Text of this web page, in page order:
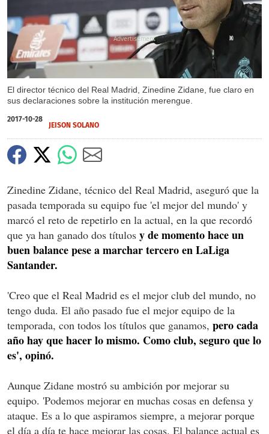
El director técnico del Real Madrid, Zinedine Zidane, fue claro en
sus declaraciones sobre la institución merengue.
X
2017-10-28
JEISON SOLANO
Zinedine Zidane, técnico del Real Madrid, aseguró que la
pasada temporada su equipo fue 'el mejor del mundo' y
marcó el reto de repetirlo en la actual, en la que recordó
que ya han ganado dos títulos y de momento hace un
buen balance pese a marchar tercero en LaLiga
Santander.
'Creo que el Real Madrid es el mejor club del mundo, no
tengo duda. El año pasado fue el mejor equipo de la
temporada, con todos los títulos que ganamos, pero cada
año hay que hacer lo mismo. Como club, seguro que lo
es', opinó.
Aunque Zidane mostró su ambición por mejorar su
equipo. 'Podemos mejorar en muchas cosas en defensa y
ataque. Es a lo que aspiramos siempre, a mejorar porque
el día a día te hace mejorar las cosas. El balance actual es